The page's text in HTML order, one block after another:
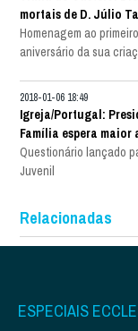
mortais de D. Júlio
Homenagem ao
aniversário da sua
2018-01-06 18:49
Igreja/Portugal:
Família espera
Questionário lançado
Juvenil
Relacionadas
ESPECIAIS